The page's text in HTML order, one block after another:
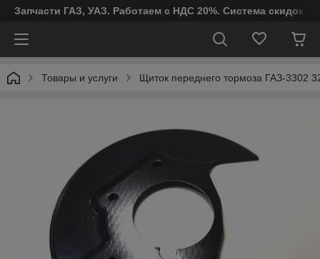
Запчасти ГАЗ, УАЗ. Работаем с НДС 20%. Система скидок
Товары и услуги Щиток переднего тормоза ГАЗ-3302